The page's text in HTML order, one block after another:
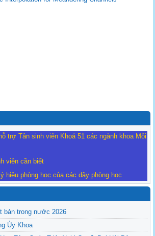
trợ Tân sinh viên Khoá 51 các ngành khoa Môi
viên cần biết
hiệu phòng học của các dãy phòng học
bản trong nước 2026
Ủy Khoa